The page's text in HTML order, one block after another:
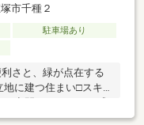
市千種２
駐車場あり
さと、緑が点在する
に建つ住まい□スキ
ズムと楽しさをもた